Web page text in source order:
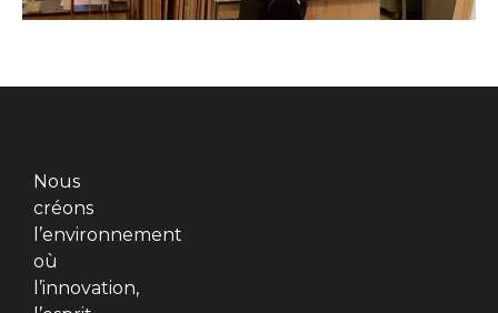
Nous
créons
l’environnement
où
l’innovation,